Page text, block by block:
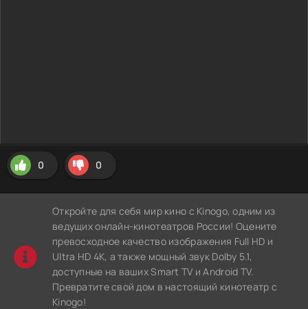
0 0
Откройте для себя мир кино с Kinogo, одним из
ведущих онлайн-кинотеатров России! Оцените
превосходное качество изображения Full HD и
Ultra HD 4K, а также мощный звук Dolby 5.1,
доступные на ваших Smart TV и Android TV.
Превратите свой дом в настоящий кинотеатр с
Kinogo!